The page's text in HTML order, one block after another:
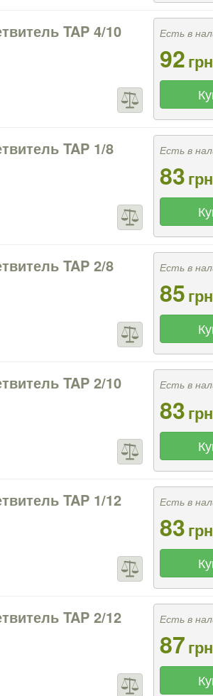
TAP 4/10 Есть в
92грн
TAP 1/8 Есть в
83грн
TAP 2/8 Есть в
85грн
TAP 2/10 Есть в
83грн
TAP 1/12 Есть в
83грн
TAP 2/12 Есть в
87грн